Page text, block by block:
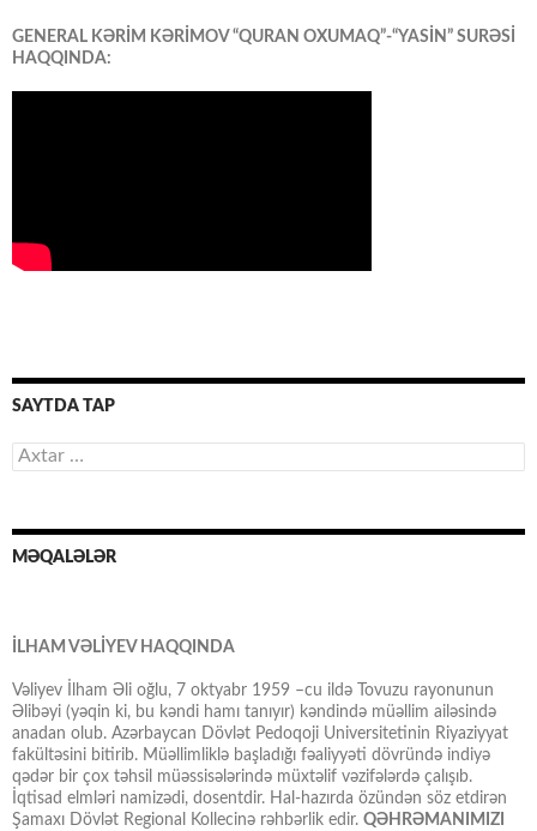
GENERAL KƏRİM KƏRİMOV “QURAN OXUMAQ”-“YASİN” SURƏSİ
HAQQINDA:
SAYTDA TAP
Axtarış:
MƏQALƏLƏR
İLHAM VƏLİYEV HAQQINDA
Vəliyev İlham Əli oğlu, 7 oktyabr 1959 –cu ildə Tovuzu rayonunun
Əlibəyi (yəqin ki, bu kəndi hamı tanıyır) kəndində müəllim ailəsində
anadan olub. Azərbaycan Dövlət Pedoqoji Universitetinin Riyaziyyat
fakültəsini bitirib. Müəllimliklə başladığı fəaliyyəti dövründə indiyə
qədər bir çox təhsil müəssisələrində müxtəlif vəzifələrdə çalışıb.
İqtisad elmləri namizədi, dosentdir. Hal-hazırda özündən söz etdirən
Şamaxı Dövlət Regional Kollecinə rəhbərlik edir. QƏHRƏMANIMIZI